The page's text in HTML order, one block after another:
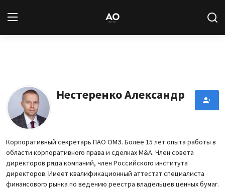
Новости
Статьи
База знаний
Нестеренко Александр
Корпоративный секретарь ПАО ОМЗ. Более 15 лет опыта работы в
области корпоративного права и сделках M&A. Член совета
директоров ряда компаний, член Российского института
директоров. Имеет квалификационный аттестат специалиста
финансового рынка по ведению реестра владельцев ценных бумаг.